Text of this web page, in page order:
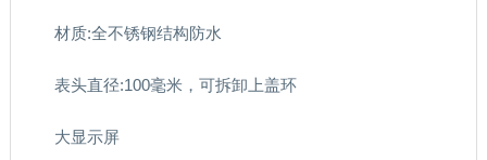
材质:全不锈钢结构防水
表头直径:100毫米，可拆卸上盖环
大显示屏